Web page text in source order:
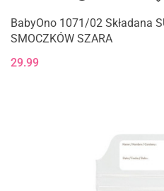
BabyOno 1071/02 Składana
SMOCZKÓW SZARA
29.99